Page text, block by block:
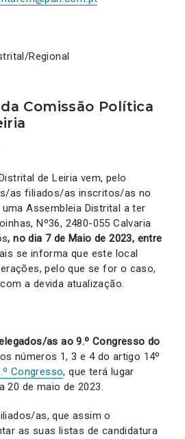
Regional
Comissão Política
de Leiria vem, pelo
as filiados/as inscritos/as no
Assembleia Distrital a ter
Nº36, 2480-055 Calvaria
, nodia 7 de Maio de 2023, entre
se informa que este local
pelo que se for o caso,
a devida atualização.
as ao 9.º Congresso do
números 1, 3 e 4 do artigo 14º
Congresso, que terá lugar
20 de maio de 2023.
as, que assim o
as suas listas de candidatura